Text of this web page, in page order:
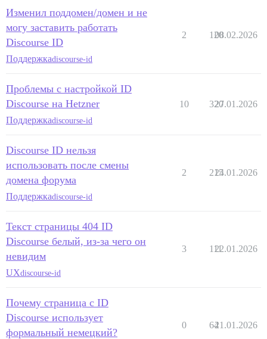
Изменил поддомен/домен и не
могу заставить работать
Discourse ID
Поддержкаdiscourse-id
2 120
08.02.2026
Проблемы с настройкой ID
Discourse на Hetzner
Поддержкаdiscourse-id
10 320
27.01.2026
Discourse ID нельзя
использовать после смены
домена форума
Поддержкаdiscourse-id
2 215
24.01.2026
Текст страницы 404 ID
Discourse белый, из-за чего он
невидим
UXdiscourse-id
3 111
22.01.2026
Почему страница с ID
Discourse использует
формальный немецкий?
0 6421.01.2026